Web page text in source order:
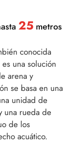
25 metros
conocida
una solución
arena y
se basa en una
unidad de
una rueda de
de los
acuático.